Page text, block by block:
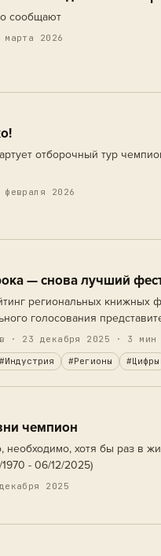
сообщают
2026
отборочный тур
2026
— снова лучший
региональных книжных
голосования
традиции 23 декабря
· 23 декабря 2025 · 3 мин
#Индустрия #Регионы #Цифры
чемпион
необходимо, хотя бы раз в
- 06/12/2025)
2025